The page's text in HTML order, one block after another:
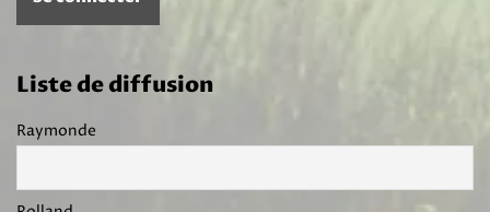
Liste de diffusion
Raymonde